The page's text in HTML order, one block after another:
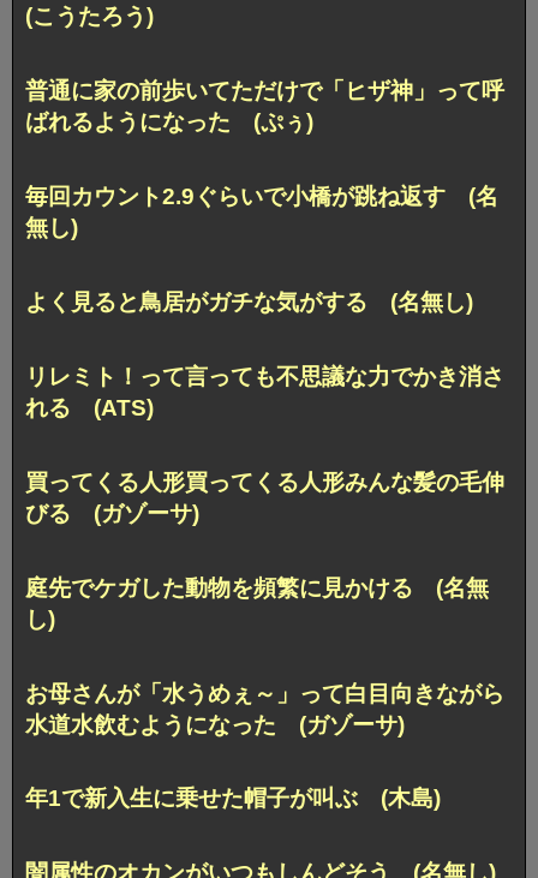
(こうたろう)
普通に家の前歩いてただけで「ヒザ神」って呼
ばれるようになった (ぷぅ)
毎回カウント2.9ぐらいで小橋が跳ね返す (名
無し)
よく見ると鳥居がガチな気がする (名無し)
リレミト！って言っても不思議な力でかき消さ
れる (ATS)
買ってくる人形買ってくる人形みんな髪の毛伸
びる (ガゾーサ)
庭先でケガした動物を頻繁に見かける (名無
し)
お母さんが「水うめぇ～」って白目向きながら
水道水飲むようになった (ガゾーサ)
年1で新入生に乗せた帽子が叫ぶ (木島)